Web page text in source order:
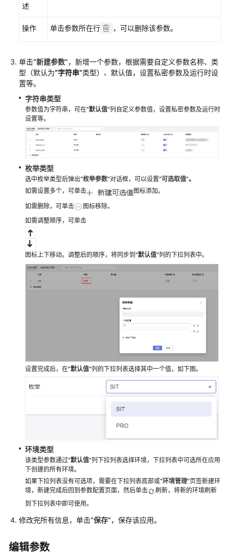
CodeArts
服
页
配
置
CodeArts
Deploy
服
务
的
主
机
集
新
建
CodeArts
Deploy
应
的
署
骤
置
CodeArts
Deploy
应
用
的
参
配
述
操作 单击参数所在行 ，可以删除该参数。
单击“新建参数”，新增一个参数，根据需要自定义参数名称、类
型（默认为“字符串”类型）、默认值，设置私密参数及运行时设
置等。
字符串类型
参数值为字符串，可在“默认值”列自定义参数值，设置私密参数及运行时
设置等。
枚举类型
选中枚举类型后弹出“枚举参数”对话框，可以设置“可选取值”。
如需设置多个，可单击
图标添加。
如需删除，可单击
图标移除。
如需调整顺序，可单击
图标上下移动。调整后的顺序，将同步到 “默认值”列的下拉列表中。
设置完成后，在“默认值”列的下拉列表选择其中一个值，如下图。
环境类型
该类型参数通过“默认值”列下拉列表选择环境，下拉列表中可选所在应用
下创建的所有环境。
如果下拉列表没有可选项，需要在下拉列表底部或“环境管理”页签新建环
境，新建完成后回到参数配置页面，然后单击
刷新，将新的环境刷新
到下拉列表中即可使用。
修改完所有信息，单击“保存”，保存该应用。
编辑参数